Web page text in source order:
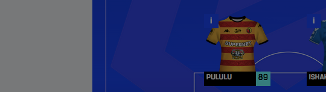
Wykorzystujemy te pliki do wyświetlania
w serwisach społecznościowych
użytkownika w oparciu o jego aktywność
społecznościowych. Te pliki mogą być
Facebook. Brak zezwolenia na
będą dopasowane do jego preferencji.